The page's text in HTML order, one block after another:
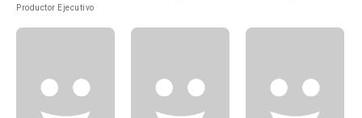
Productor Ejecutivo